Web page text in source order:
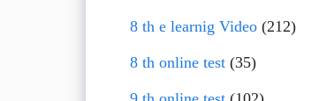
8 th e learnig Video(212)
8 th online test(35)